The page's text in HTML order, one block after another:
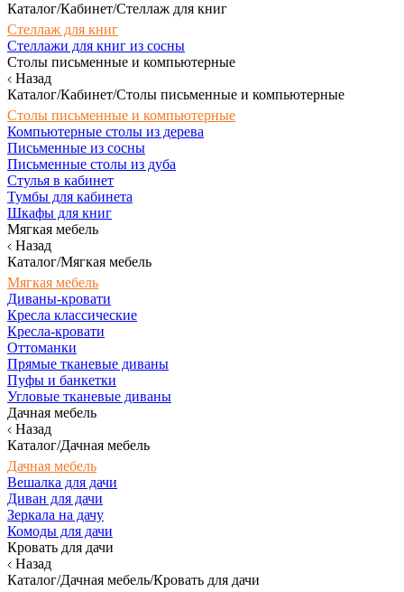
Каталог/Кабинет/Стеллаж для книг
Стеллаж для книг
Стеллажи для книг из сосны
Столы письменные и компьютерные
Назад
Каталог/Кабинет/Столы письменные и компьютерные
Столы письменные и компьютерные
Компьютерные столы из дерева
Письменные из сосны
Письменные столы из дуба
Стулья в кабинет
Тумбы для кабинета
Шкафы для книг
Мягкая мебель
Назад
Каталог/Мягкая мебель
Мягкая мебель
Диваны-кровати
Кресла классические
Кресла-кровати
Оттоманки
Прямые тканевые диваны
Пуфы и банкетки
Угловые тканевые диваны
Дачная мебель
Назад
Каталог/Дачная мебель
Дачная мебель
Вешалка для дачи
Диван для дачи
Зеркала на дачу
Комоды для дачи
Кровать для дачи
Назад
Каталог/Дачная мебель/Кровать для дачи